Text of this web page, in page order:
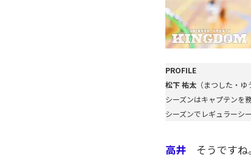
PROFILE
松下 祐太 （まつした・
シーズンはキャプテンを
シーズンでレギュラーシ
高井 そうですね